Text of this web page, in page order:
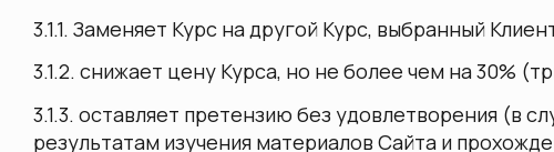
3.1.1. Заменяет Курс на другой Курс, выбранный
3.1.2. снижает цену Курса, но не более чем на 30%
3.1.3. оставляет претензию без удовлетворения (в
результатам изучения материалов Сайта и